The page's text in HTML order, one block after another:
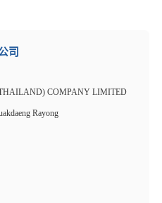
司
COMPANY LIMITED
Rayong